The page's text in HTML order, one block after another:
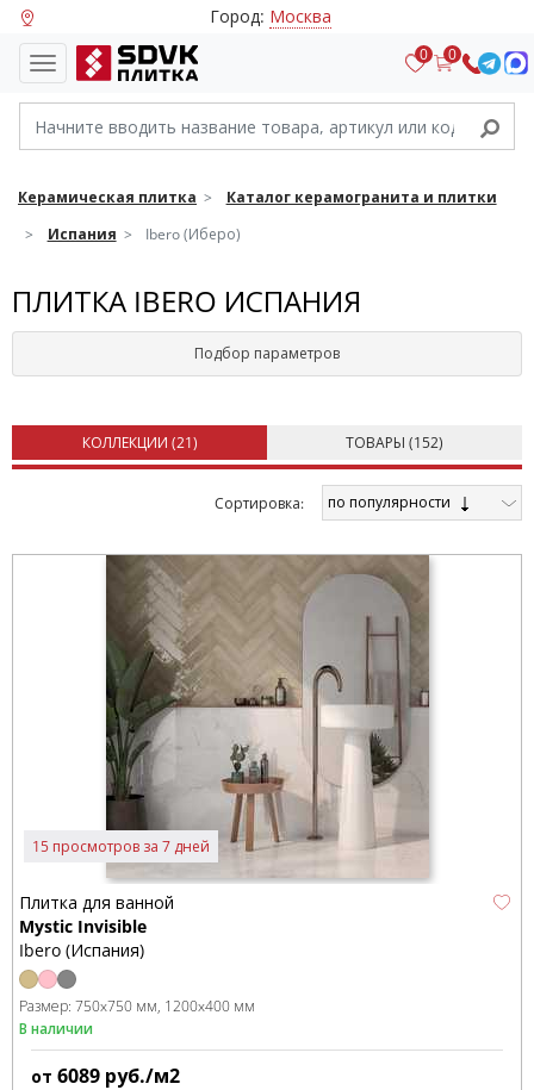
Город: Москва
0 0
Керамическая плитка
Каталог керамогранита и плитки
Испания
Ibero (Иберо)
ПЛИТКА IBERO ИСПАНИЯ
Подбор параметров
КОЛЛЕКЦИИ (21) ТОВАРЫ (152)
Cортировка: по популярности
15 просмотров за 7 дней
Плитка для ванной
Mystic Invisible
Ibero (Испания)
Размер: 750x750 мм 1200x400 мм
В наличии
от 6089 руб./м2